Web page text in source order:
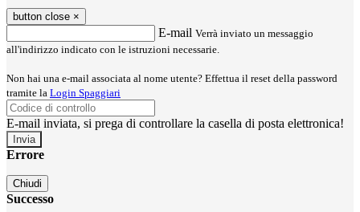
button close ×
E-mail Verrà inviato un messaggio
all'indirizzo indicato con le istruzioni necessarie.
Non hai una e-mail associata al nome utente? Effettua il reset della password
tramite la Login Spaggiari
E-mail inviata, si prega di controllare la casella di posta elettronica!
Errore
Chiudi
Successo